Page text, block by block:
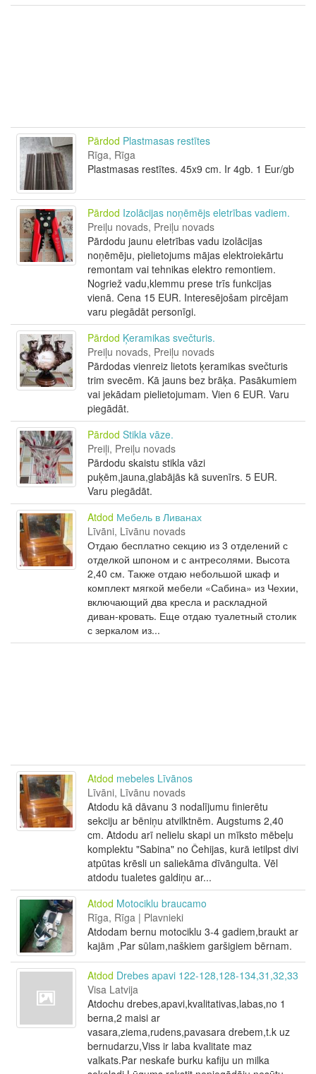
Pārdod Plastmasas restītes
Rīga, Rīga
Plastmasas restītes. 45x9 cm. Ir 4gb. 1 Eur/gb
Pārdod Izolācijas noņēmējs eletrības vadiem.
Preiļu novads, Preiļu novads
Pārdodu jaunu eletrības vadu izolācijas
noņēmēju, pielietojums mājas elektroiekārtu
remontam vai tehnikas elektro remontiem.
Nogriež vadu,klemmu prese trīs funkcijas
vienā. Cena 15 EUR. Interesējošam pircējam
varu piegādāt personīgi.
Pārdod Ķeramikas svečturis.
Preiļu novads, Preiļu novads
Pārdodas vienreiz lietots ķeramikas svečturis
trim svecēm. Kā jauns bez brāķa. Pasākumiem
vai jekādam pielietojumam. Vien 6 EUR. Varu
piegādāt.
Pārdod Stikla vāze.
Preiļi, Preiļu novads
Pārdodu skaistu stikla vāzi
puķēm,jauna,glabājās kā suvenīrs. 5 EUR.
Varu piegādāt.
Atdod Мебель в Ливанах
Līvāni, Līvānu novads
Отдаю бесплатно секцию из 3 отделений с
отделкой шпоном и с антресолями. Высота
2,40 см. Также отдаю небольшой шкаф и
комплект мягкой мебели «Сабина» из Чехии,
включающий два кресла и раскладной
диван-кровать. Еще отдаю туалетный столик
с зеркалом из...
Atdod mebeles Līvānos
Līvāni, Līvānu novads
Atdodu kā dāvanu 3 nodalījumu finierētu
sekciju ar bēniņu atvilktnēm. Augstums 2,40
cm. Atdodu arī nelielu skapi un mīksto mēbeļu
komplektu "Sabina" no Čehijas, kurā ietilpst divi
atpūtas krēsli un saliekāma dīvāngulta. Vēl
atdodu tualetes galdiņu ar...
Atdod Motociklu braucamo
Rīga, Rīga | Plavnieki
Atdodam bernu motociklu 3-4 gadiem,braukt ar
kajām ,Par sūlam,naškiem garšigiem bērnam.
Atdod Drebes apavi 122-128,128-134,31,32,33
Visa Latvija
Atdochu drebes,apavi,kvalitativas,labas,no 1
berna,2 maisi ar
vasara,ziema,rudens,pavasara drebem,t.k uz
bernudarzu,Viss ir laba kvalitate maz
valkats.Par neskafe burku kafiju un milka